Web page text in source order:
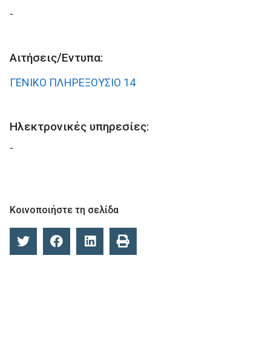
-
Αιτήσεις/Έντυπα:
ΓΕΝΙΚΟ ΠΛΗΡΕΞΟΥΣΙΟ 14
Ηλεκτρονικές υπηρεσίες:
-
Κοινοποιήστε τη σελίδα